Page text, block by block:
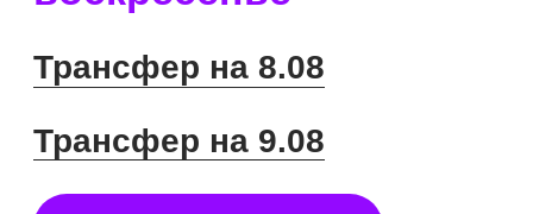
которая полностью меняет представление
о выборе загородной недвижимости. Вместо
коттеджи ИЖС и квартиры в малоэтажном
комплексе домов.